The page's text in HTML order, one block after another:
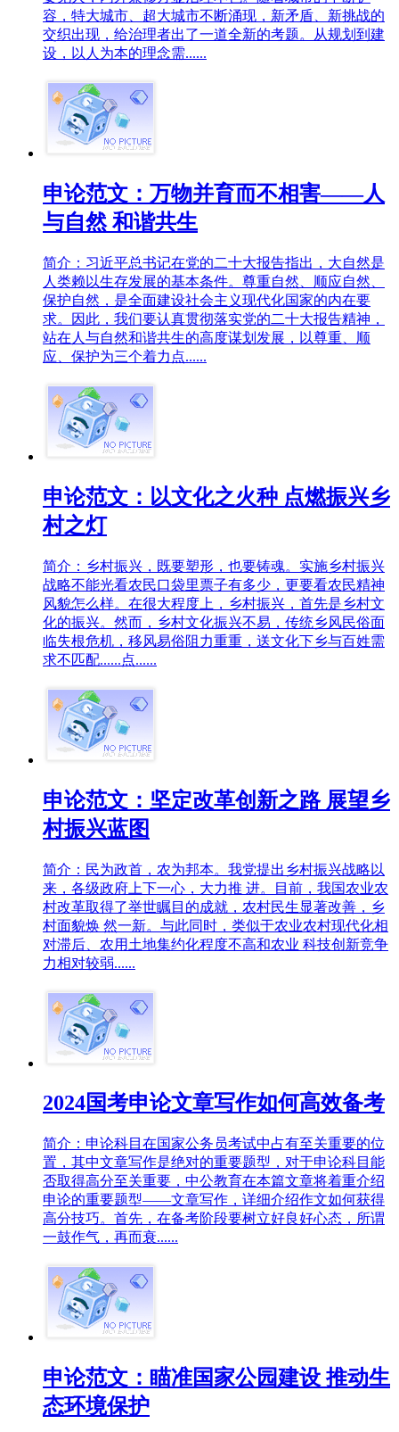
容，特大城市、超大城市不断涌现，新矛盾、新挑战的
交织出现，给治理者出了一道全新的考题。从规划到建
设，以人为本的理念需......
申论范文：万物并育而不相害——人
与自然 和谐共生
简介：习近平总书记在党的二十大报告指出，大自然是
人类赖以生存发展的基本条件。尊重自然、顺应自然、
保护自然，是全面建设社会主义现代化国家的内在要
求。因此，我们要认真贯彻落实党的二十大报告精神，
站在人与自然和谐共生的高度谋划发展，以尊重、顺
应、保护为三个着力点......
申论范文：以文化之火种 点燃振兴乡
村之灯
简介：乡村振兴，既要塑形，也要铸魂。实施乡村振兴
战略不能光看农民口袋里票子有多少，更要看农民精神
风貌怎么样。在很大程度上，乡村振兴，首先是乡村文
化的振兴。然而，乡村文化振兴不易，传统乡风民俗面
临失根危机，移风易俗阻力重重，送文化下乡与百姓需
求不匹配......点......
申论范文：坚定改革创新之路 展望乡
村振兴蓝图
简介：民为政首，农为邦本。我党提出乡村振兴战略以
来，各级政府上下一心，大力推 进。目前，我国农业农
村改革取得了举世瞩目的成就，农村民生显著改善，乡
村面貌焕 然一新。与此同时，类似于农业农村现代化相
对滞后、农用土地集约化程度不高和农业 科技创新竞争
力相对较弱......
2024国考申论文章写作如何高效备考
简介：申论科目在国家公务员考试中占有至关重要的位
置，其中文章写作是绝对的重要题型，对于申论科目能
否取得高分至关重要，中公教育在本篇文章将着重介绍
申论的重要题型——文章写作，详细介绍作文如何获得
高分技巧。首先，在备考阶段要树立好良好心态，所谓
一鼓作气，再而衰......
申论范文：瞄准国家公园建设 推动生
态环境保护